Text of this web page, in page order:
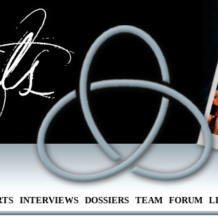
INTERVIEWS DOSSIERS TEAM FORUM